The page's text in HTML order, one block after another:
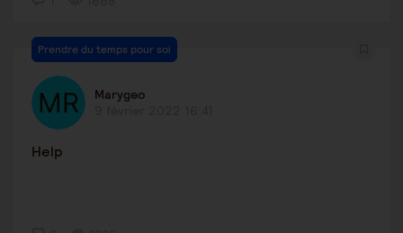
Prendre du temps pour soi
Marygeo
Help